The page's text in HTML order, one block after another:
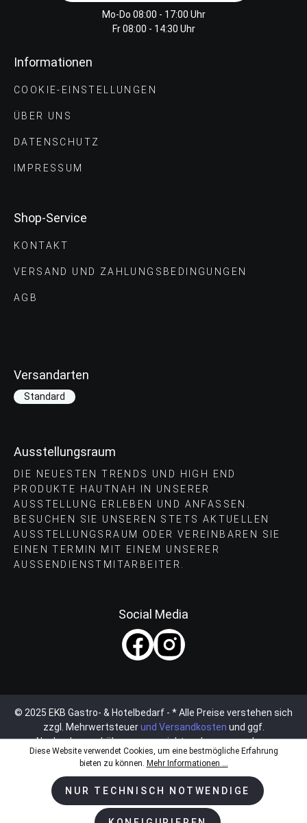
Mo-Do 08:00 - 17:00 Uhr
Fr 08:00 - 14:30 Uhr
Informationen
COOKIE-EINSTELLUNGEN
ÜBER UNS
DATENSCHUTZ
IMPRESSUM
Shop-Service
KONTAKT
VERSAND UND ZAHLUNGS­BEDINGUNGEN
AGB
Versandarten
Standard
Ausstellungsraum
DIE NEUESTEN TRENDS UND HIGH END
PRODUKTE HAUTNAH IN UNSERER
AUSSTELLUNG ERLEBEN UND ANFASSEN.
BESUCHEN SIE UNSEREN STETS AKTUELLEN
AUSSTELLUNGSRAUM ODER VEREINBAREN SIE
EINEN TERMIN MIT EINEM UNSERER
AUSSENDIENSTMITARBEITER.
Social Media
© 2025 EKB Gastro- & Hotelbedarf - * Alle Preise verstehen sich
zzgl. Mehrwertsteuerund Versandkosten und ggf.
Nachnahmegebühren, wenn nicht anders angegeben.
Diese Website verwendet Cookies, um eine bestmögliche Erfahrung
bieten zu können. Mehr Informationen ...
NUR TECHNISCH NOTWENDIGE